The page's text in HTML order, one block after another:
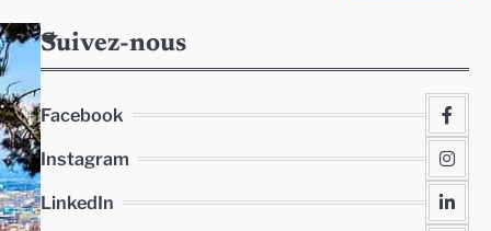
Suivez-nous
Facebook
Instagram
LinkedIn